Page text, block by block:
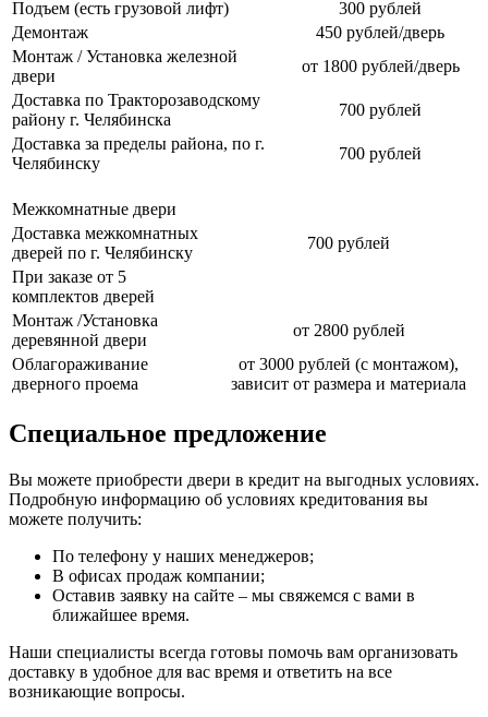
Подъем (есть грузовой лифт)
300 рублей
Демонтаж
450 рублей/дверь
Монтаж / Установка железной
двери
от 1800 рублей/дверь
Доставка по Тракторозаводскому
району г. Челябинска
700 рублей
Доставка за пределы района, по г.
Челябинску
700 рублей
Межкомнатные двери
Доставка межкомнатных
дверей по г. Челябинску
700 рублей
При заказе от 5
комплектов дверей
Монтаж /Установка
деревянной двери
от 2800 рублей
Облагораживание
дверного проема
от 3000 рублей (с монтажом),
зависит от размера и материала
Специальное предложение
Вы можете приобрести двери в кредит на выгодных условиях.
Подробную информацию об условиях кредитования вы
можете получить:
По телефону у наших менеджеров;
В офисах продаж компании;
Оставив заявку на сайте – мы свяжемся с вами в
ближайшее время.
Наши специалисты всегда готовы помочь вам организовать
доставку в удобное для вас время и ответить на все
возникающие вопросы.